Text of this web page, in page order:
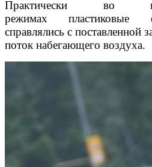
Практически во
режимахпластиковые
справлялись с поставленной
поток набегающего воздуха.